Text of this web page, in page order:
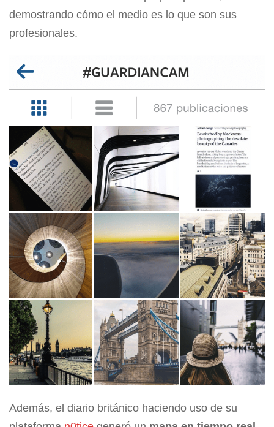
demostrando cómo el medio es lo que son sus
profesionales.
Además, el diario británico haciendo uso de su